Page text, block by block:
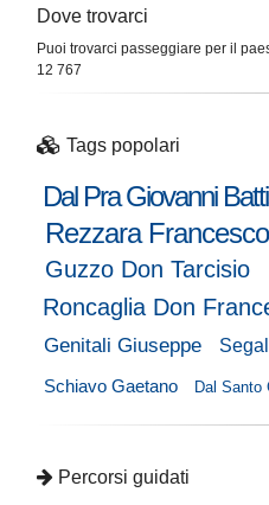
Dove trovarci
Puoi trovarci passeggiare per il
12 767
Tags popolari
Dal Pra Giovanni
Rezzara Francesco
Guzzo Don Tarcisio
Roncaglia Don
Genitali Giuseppe
Schiavo Gaetano
Dal Santo
Percorsi guidati